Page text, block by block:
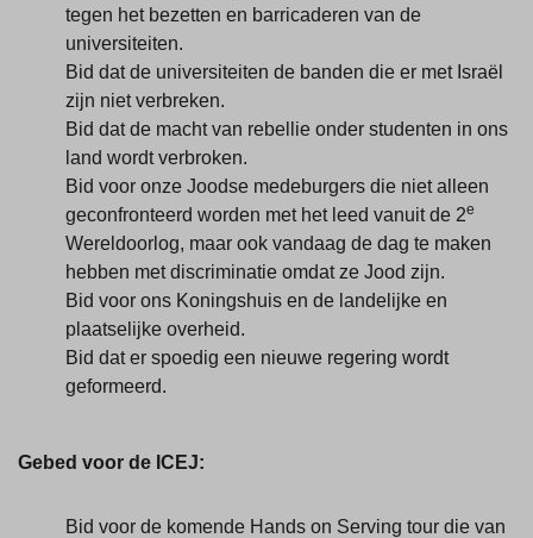
tegen het bezetten en barricaderen van de
universiteiten.
Bid dat de universiteiten de banden die er met Israël
zijn niet verbreken.
Bid dat de macht van rebellie onder studenten in ons
land wordt verbroken.
Bid voor onze Joodse medeburgers die niet alleen
geconfronteerd worden met het leed vanuit de 2e
Wereldoorlog, maar ook vandaag de dag te maken
hebben met discriminatie omdat ze Jood zijn.
Bid voor ons Koningshuis en de landelijke en
plaatselijke overheid.
Bid dat er spoedig een nieuwe regering wordt
geformeerd.
Gebed voor de ICEJ:
Bid voor de komende Hands on Serving tour die van